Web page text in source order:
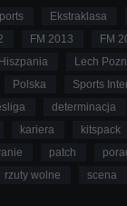
Ekstraklasa
FM 2013
FM
Hiszpania
Lech
Polska
Sports
determinacja
kariera
kitspack
patch
rzuty wolne
scena